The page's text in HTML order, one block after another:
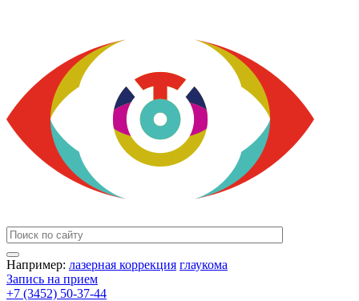
Например: лазерная коррекция глаукома
Запись на прием
+7 (3452) 50-37-44